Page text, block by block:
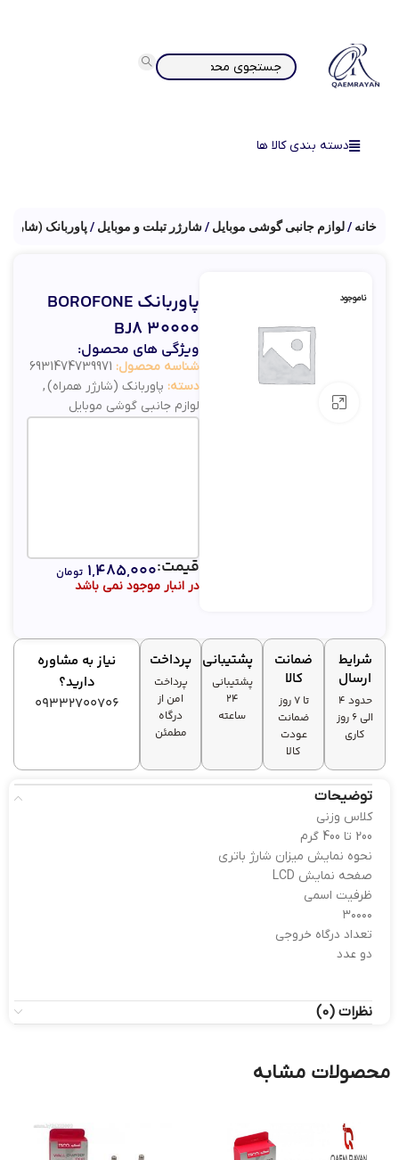
دسته بندی کالا ها
خانه لوازم جانبی گوشی موبایل شارژر تبلت و موبایل پاوربانک (شارژر
ناموجود
پاوربانک BOROFONE
BJ8 30000
ویژگی های محصول:
شناسه محصول: 6931474739971
دسته: پاوربانک (شارژر همراه),
لوازم جانبی گوشی موبایل
در انبار موجود نمی باشد
قیمت:۱,۴۸۵,۰۰۰ تومان
شرایط
ارسال
حدود 4
الی 6 روز
کاری
ضمانت
کالا
تا ۷ روز
ضمانت
عودت
کالا
پشتیبانی
پشتیبانی
۲۴
ساعته
پرداخت
پرداخت
امن از
درگاه
مطمئن
نیاز به مشاوره
دارید؟
09332700706
توضیحات
کلاس وزنی
200 تا 400 گرم
نحوه نمایش میزان شارژ باتری
صفحه نمایش LCD
ظرفیت اسمی
۳۰۰۰۰
تعداد درگاه خروجی
دو عدد
نظرات (0)
محصولات مشابه